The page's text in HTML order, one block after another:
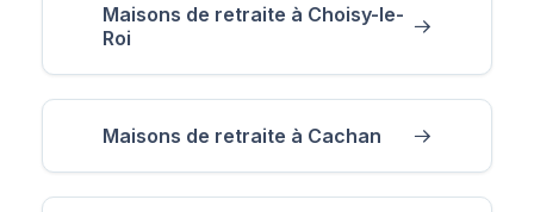
Maisons de retraite à Choisy-le-
Roi
Maisons de retraite à Cachan